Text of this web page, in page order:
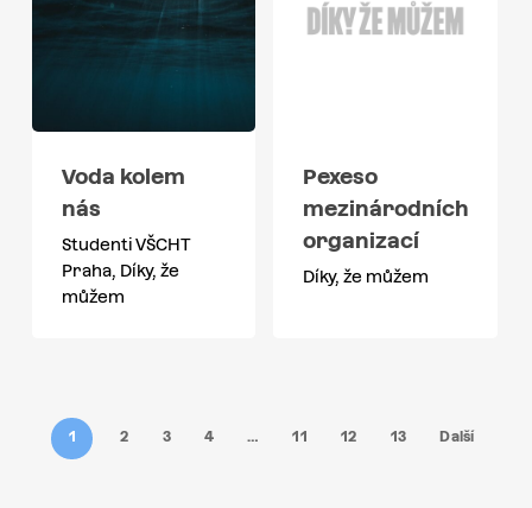
Voda kolem
nás
Studenti VŠCHT
Praha, Díky, že
můžem
Pexeso
mezinárodních
organizací
Díky, že můžem
1 2 3 4 … 11 12 13 Další